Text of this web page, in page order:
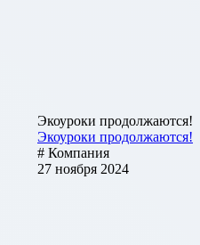
Экоуроки продолжаются!
Экоуроки продолжаются!
# Компания
27 ноября 2024